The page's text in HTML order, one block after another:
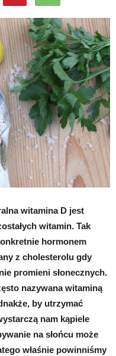
witamina D jest
witamin. Tak
hormonem
z cholesterolu gdy
promieni słonecznych.
nazywana witaminą
by utrzymać
nam kąpiele
na słońcu może
właśnie powinniśmy